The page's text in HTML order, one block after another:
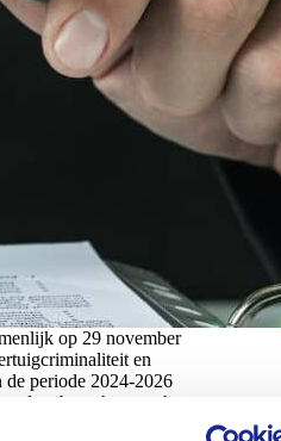
op 29 november
en
periode 2024-2026
branches van het